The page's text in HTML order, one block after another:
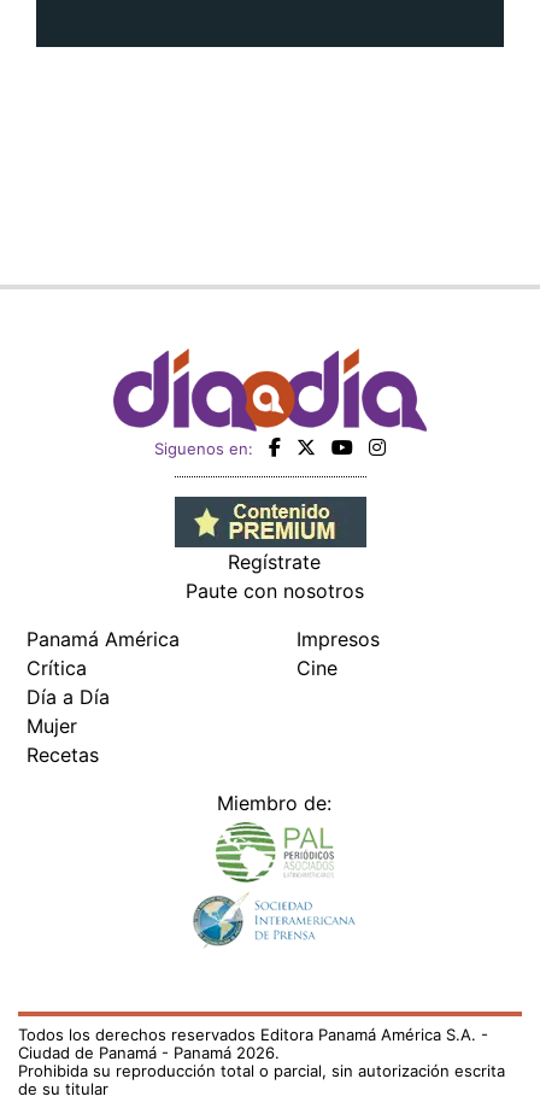
Siguenos en:
Regístrate
Paute con nosotros
Panamá América
Crítica
Día a Día
Mujer
Recetas
Impresos
Cine
Miembro de:
Todos los derechos reservados Editora Panamá América S.A. -
Ciudad de Panamá - Panamá 2026.
Prohibida su reproducción total o parcial, sin autorización escrita
de su titular